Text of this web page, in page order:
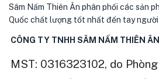
Sâm Nấm Thiên Ân phân phối các sản
Quốc chất lượng tốt nhất đến tay
CÔNG TY TNHH SÂM NẤM THIÊN ÂN
MST: 0316323102, do